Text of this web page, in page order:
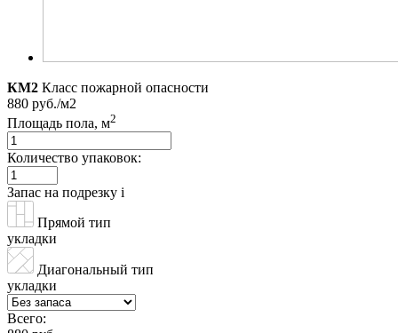
КМ2 Класс пожарной опасности
880 руб./м2
Площадь пола, м2
Количество упаковок:
Запас на подрезку i
Прямой тип
укладки
Диагональный тип
укладки
Всего: